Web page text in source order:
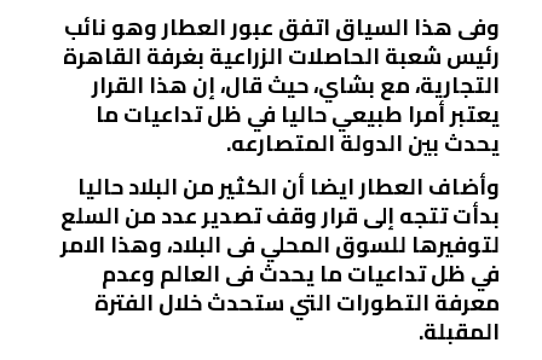
وفى هذا السياق اتفق عبور العطار وهو نائب
رئيس شعبة الحاصلات الزراعية بغرفة القاهرة
التجارية، مع بشاي، حيث قال، إن هذا القرار
يعتبر أمرا طبيعي حاليا في ظل تداعيات ما
يحدث بين الدولة المتصارعه.
وأضاف العطار ايضا أن الكثير من البلاد حاليا
بدأت تتجه إلى قرار وقف تصدير عدد من السلع
لتوفيرها للسوق المحلي فى البلاد، وهذا الامر
في ظل تداعيات ما يحدث فى العالم وعدم
معرفة التطورات التي ستحدث خلال الفترة
المقبلة.